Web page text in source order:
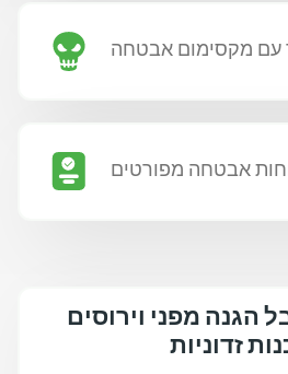
עם מקסימום אבטחה
אבטחה מפורטים
הגנה מפני וירוסים
זדוניות